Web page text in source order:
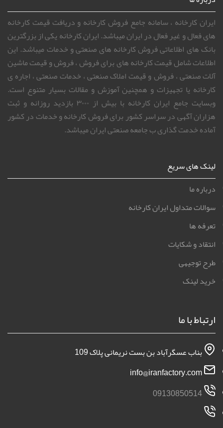
ایران کارخانه ، سامانه جامع فروش کارخانه و دریافت قیمت کارخانه
های فعال و غیر فعال در ایران میباشد. ایران کارخانه یکی از بزرگترین
بانک های اطلاعاتی فروش کارخانه های صنعتی و خدمات میباشد. این
اطلاعات شامل قیمت کارخانه های برای فروش ، فروش و قیمت ماشین
آلات صنعتی ، فروش و قیمت املاک صنعتی ، خدمات صنعتی ، اجاره ی
کارخانه یا تجهیزات و همچنین آموزش و مقالات بسیار متنوع است.
وبسایت جامع ایران کارخانه با بیش از ۳۰۰۰ بازدید روزانه و ثبت
هزاران آگهی در سراسر کشور برای فروش کارخانه و خدمات در کشور
آماده خدمت گذاری ب جامعه صنعتی ایران میباشد.
لینک های سریع
درباره ما
سوالات متداول ایران کارخانه
تعرفه ها
انتقاد و شکایات
طرح توجیهی
خرید لینک
ارتباط با ما
بناب عسگرآباد بن بست نریمانی پلاک 109
09130850514